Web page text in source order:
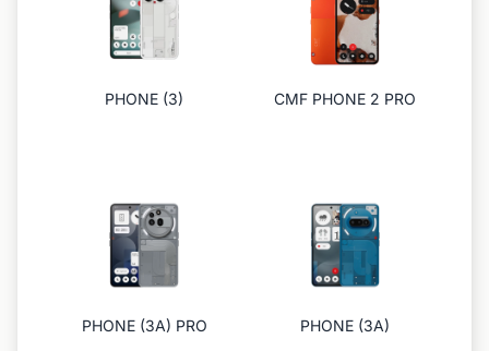
PHONE (3) CMF PHONE 2 PRO
PHONE (3A) PRO PHONE (3A)